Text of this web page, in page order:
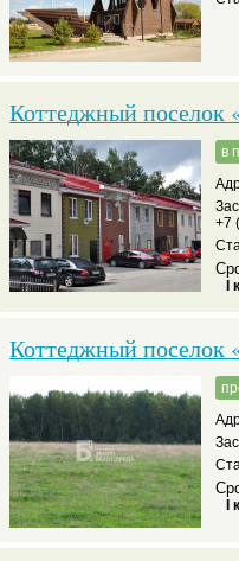
Коттеджный поселок
в
+7
I
Коттеджный поселок
I